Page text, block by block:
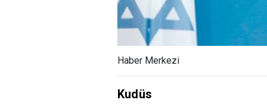
Haber Merkezi
Kudüs